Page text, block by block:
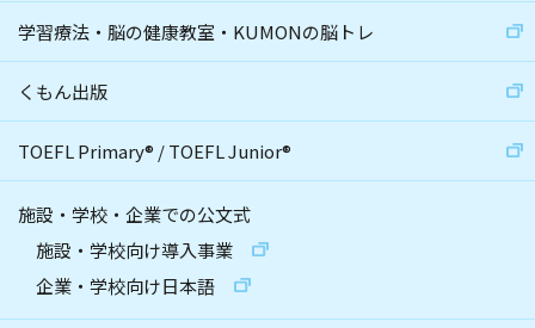
学習療法・脳の健康教室・KUMONの脳トレ
くもん出版
TOEFL Primary® /TOEFL Junior®
施設・学校・企業での公文式
施設・学校向け導入事業
企業・学校向け日本語